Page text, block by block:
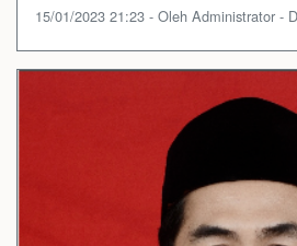
15/01/2023 21:23 - Oleh Administrator -